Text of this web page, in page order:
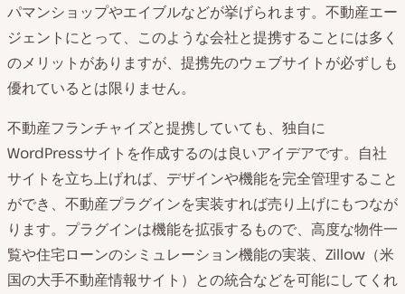
パマンショップやエイブルなどが挙げられます。不動産エー
ジェントにとって、このような会社と提携することには多く
のメリットがありますが、提携先のウェブサイトが必ずしも
優れているとは限りません。
不動産フランチャイズと提携していても、独自に
WordPressサイトを作成するのは良いアイデアです。自社
サイトを立ち上げれば、デザインや機能を完全管理すること
ができ、不動産プラグインを実装すれば売り上げにもつなが
ります。プラグインは機能を拡張するもので、高度な物件一
覧や住宅ローンのシミュレーション機能の実装、Zillow（米
国の大手不動産情報サイト）との統合などを可能にしてくれ